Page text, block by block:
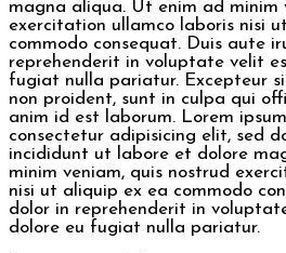
magna aliqua. Ut enim ad minim
exercitation ullamco laboris nisi
commodo consequat. Duis aute
reprehenderit in voluptate velit
fugiat nulla pariatur. Excepteur
non proident, sunt in culpa qui
anim id est laborum. Lorem
consectetur adipisicing elit, sed
incididunt ut labore et dolore
minim veniam, quis nostrud
nisi ut aliquip ex ea commodo
dolor in reprehenderit in
dolore eu fugiat nulla pariatur.